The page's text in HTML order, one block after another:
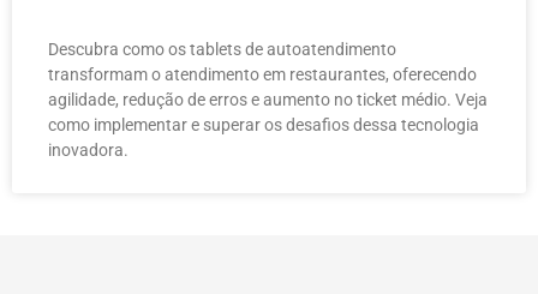
Descubra como os tablets de autoatendimento
transformam o atendimento em restaurantes, oferecendo
agilidade, redução de erros e aumento no ticket médio. Veja
como implementar e superar os desafios dessa tecnologia
inovadora.